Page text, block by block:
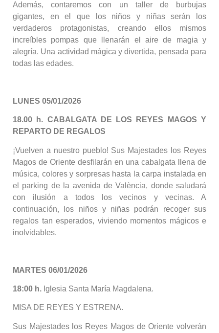
Además, contaremos con un taller de burbujas
gigantes, en el que los niños y niñas serán los
verdaderos protagonistas, creando ellos mismos
increíbles pompas que llenarán el aire de magia y
alegría. Una actividad mágica y divertida, pensada para
todas las edades.
LUNES 05/01/2026
18.00 h. CABALGATA DE LOS REYES MAGOS Y
REPARTO DE REGALOS
¡Vuelven a nuestro pueblo! Sus Majestades los Reyes
Magos de Oriente desfilarán en una cabalgata llena de
música, colores y sorpresas hasta la carpa instalada en
el parking de la avenida de València, donde saludará
con ilusión a todos los vecinos y vecinas. A
continuación, los niños y niñas podrán recoger sus
regalos tan esperados, viviendo momentos mágicos e
inolvidables.
MARTES 06/01/2026
18:00 h. Iglesia Santa María Magdalena.
MISA DE REYES Y ESTRENA.
Sus Majestades los Reyes Magos de Oriente volverán